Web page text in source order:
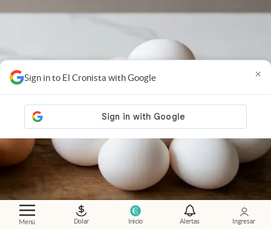
Menú Dolar Inicio Alertas Ingresar
Sign in to El Cronista with Google ×